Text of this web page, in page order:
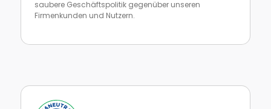
saubere Geschäftspolitik gegenüber unseren
Firmenkunden und Nutzern.